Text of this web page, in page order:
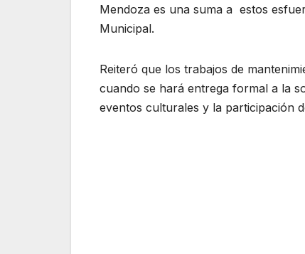
Mendoza es una suma a estos
Municipal.
Reiteró que los trabajos de
cuando se hará entrega formal a la
eventos culturales y la participación